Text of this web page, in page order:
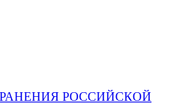
РОССИЙСКОЙ